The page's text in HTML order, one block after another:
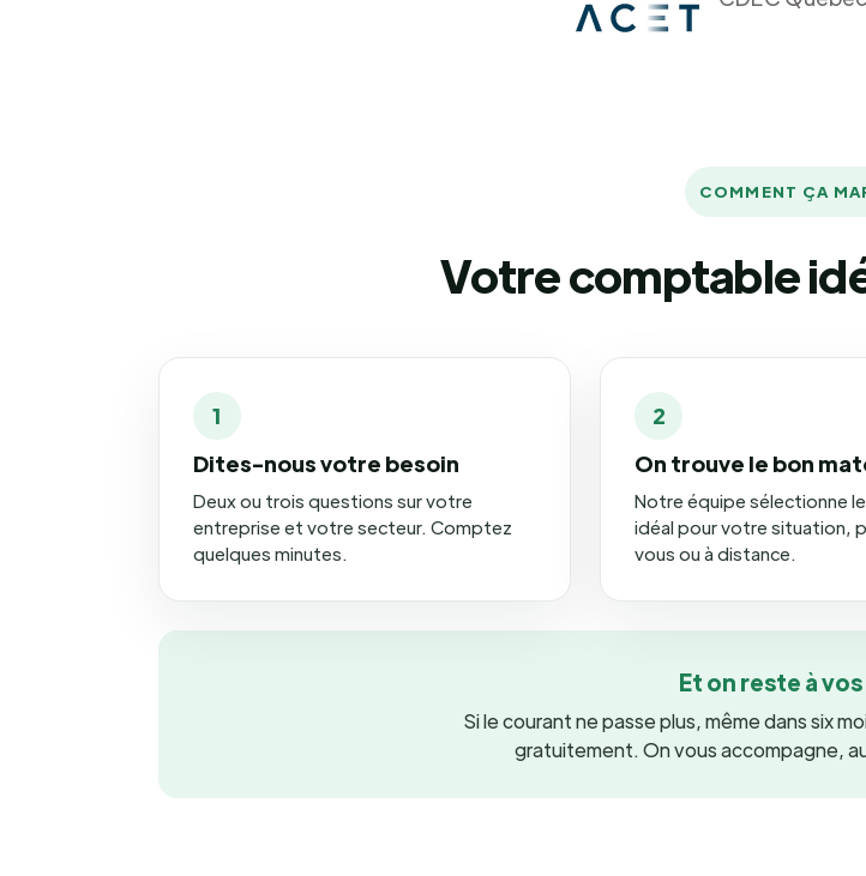
COMMENT ÇA
Votre comptable
1
Dites-nous votre besoin
Deux ou trois questions sur votre
entreprise et votre secteur. Comptez
quelques minutes.
2
On trouve le bon
Notre équipe sélectionne
idéal pour votre situation,
vous ou à distance.
Et on reste à
Si le courant ne passe plus, même dans six
gratuitement. On vous accompagne,